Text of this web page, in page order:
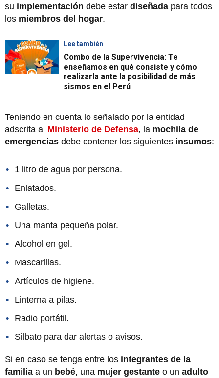
su implementación debe estar diseñada para todos
los miembros del hogar.
Lee también
Combo de la Supervivencia: Te
enseñamos en qué consiste y cómo
realizarla ante la posibilidad de más
sismos en el Perú
Teniendo en cuenta lo señalado por la entidad
adscrita al Ministerio de Defensa, la mochila de
emergencias debe contener los siguientes insumos:
1 litro de agua por persona.
Enlatados.
Galletas.
Una manta pequeña polar.
Alcohol en gel.
Mascarillas.
Artículos de higiene.
Linterna a pilas.
Radio portátil.
Silbato para dar alertas o avisos.
Si en caso se tenga entre los integrantes de la
familia a un bebé, una mujer gestante o un adulto